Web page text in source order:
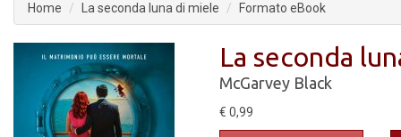
Home La seconda luna di miele Formato eBook
La seconda
McGarvey Black
€ 0,99